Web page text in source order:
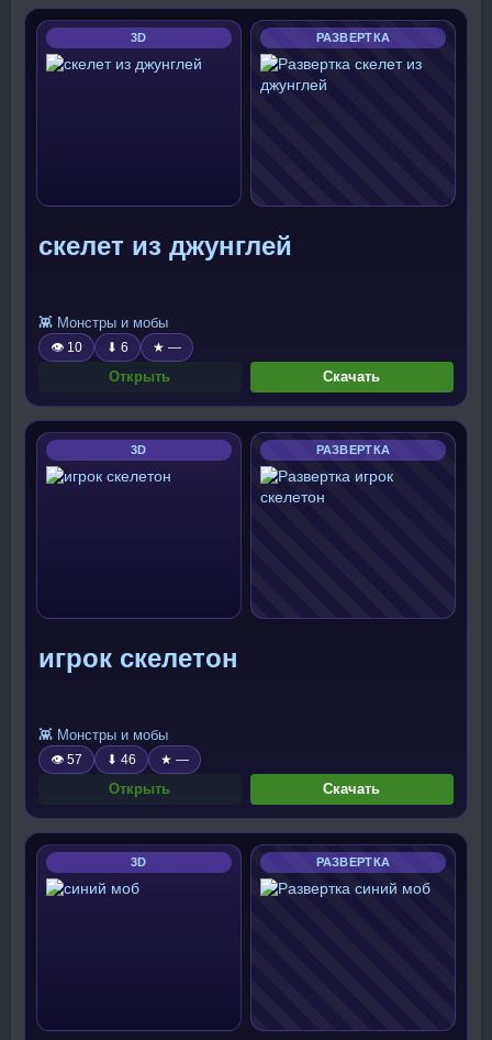
3D РАЗВЕРТКА
скелет из джунглей
👾 Монстры и мобы
👁 10 ⬇ 6 ★ —
Открыть Скачать
3D РАЗВЕРТКА
игрок скелетон
👾 Монстры и мобы
👁 57 ⬇ 46 ★ —
Открыть Скачать
3D РАЗВЕРТКА